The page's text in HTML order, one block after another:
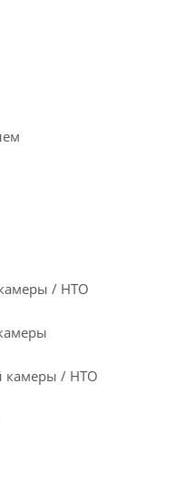
/ НТО
камеры / НТО